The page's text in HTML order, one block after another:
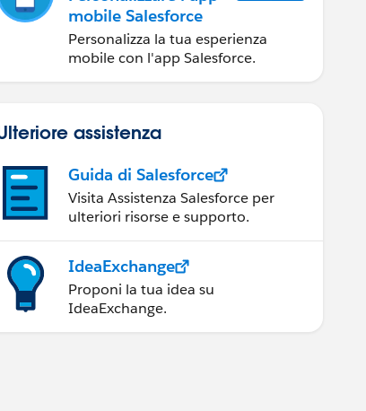
mobile Salesforce
Personalizza la tua esperienza
mobile con l'app Salesforce.
assistenza
Guida di Salesforce
Visita Assistenza Salesforce per
ulteriori risorse e supporto.
IdeaExchange
Proponi la tua idea su
IdeaExchange.